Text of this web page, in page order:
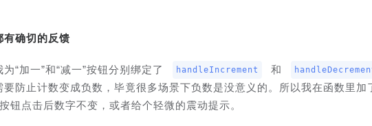
有确切的反馈
“加一”和“减一”按钮分别绑定了 handleIncrement 和
防止计数变成负数，毕竟很多场景下负数是没意义的。所以我在函数里加
钮点击后数字不变，或者给个轻微的震动提示。